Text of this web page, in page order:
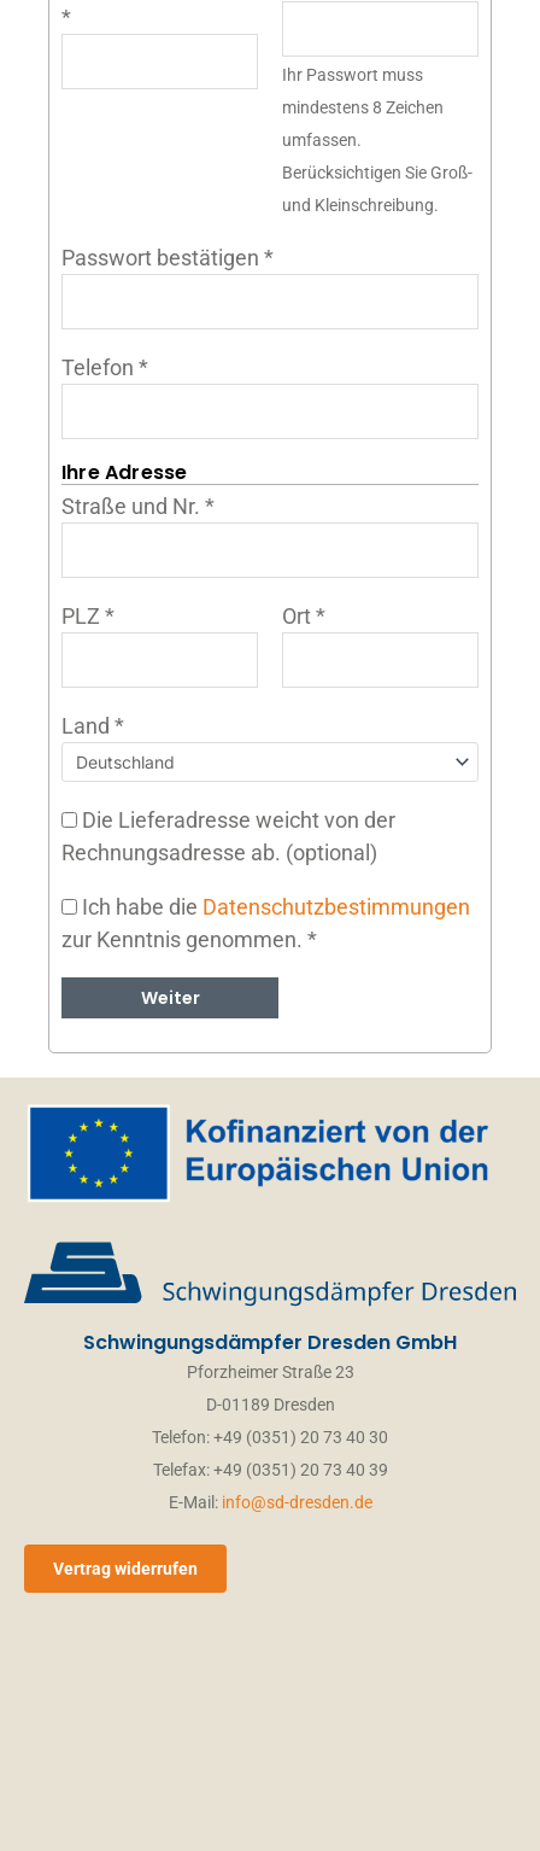
*
Ihr Passwort muss
mindestens 8 Zeichen
umfassen.
Berücksichtigen Sie Groß-
und Kleinschreibung.
Passwort bestätigen *
Telefon *
Ihre Adresse
Straße und Nr. *
PLZ * Ort*
Land *
Die Lieferadresse weicht von der
Rechnungsadresse ab. (optional)
Ich habe die Datenschutzbestimmungen
zur Kenntnis genommen. *
Weiter
Schwingungsdämpfer Dresden GmbH
Pforzheimer Straße 23
D-01189 Dresden
Telefon: +49 (0351) 20 73 40 30
Telefax: +49 (0351) 20 73 40 39
E-Mail: info@sd-dresden.de
Vertrag widerrufen